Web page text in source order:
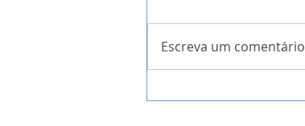
Escreva um comentário